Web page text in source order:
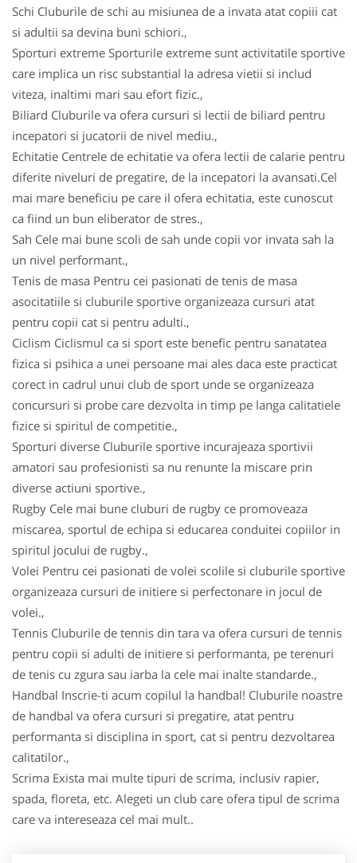
Schi Cluburile de schi au misiunea de a invata atat copiii cat
si adultii sa devina buni schiori.,
Sporturi extreme Sporturile extreme sunt activitatile sportive
care implica un risc substantial la adresa vietii si includ
viteza, inaltimi mari sau efort fizic.,
Biliard Cluburile va ofera cursuri si lectii de biliard pentru
incepatori si jucatorii de nivel mediu.,
Echitatie Centrele de echitatie va ofera lectii de calarie pentru
diferite niveluri de pregatire, de la incepatori la avansati.Cel
mai mare beneficiu pe care il ofera echitatia, este cunoscut
ca fiind un bun eliberator de stres.,
Sah Cele mai bune scoli de sah unde copii vor invata sah la
un nivel performant.,
Tenis de masa Pentru cei pasionati de tenis de masa
asocitatiile si cluburile sportive organizeaza cursuri atat
pentru copii cat si pentru adulti.,
Ciclism Ciclismul ca si sport este benefic pentru sanatatea
fizica si psihica a unei persoane mai ales daca este practicat
corect in cadrul unui club de sport unde se organizeaza
concursuri si probe care dezvolta in timp pe langa calitatiele
fizice si spiritul de competitie.,
Sporturi diverse Cluburile sportive incurajeaza sportivii
amatori sau profesionisti sa nu renunte la miscare prin
diverse actiuni sportive.,
Rugby Cele mai bune cluburi de rugby ce promoveaza
miscarea, sportul de echipa si educarea conduitei copiilor in
spiritul jocului de rugby.,
Volei Pentru cei pasionati de volei scolile si cluburile sportive
organizeaza cursuri de initiere si perfectonare in jocul de
volei.,
Tennis Cluburile de tennis din tara va ofera cursuri de tennis
pentru copii si adulti de initiere si performanta, pe terenuri
de tenis cu zgura sau iarba la cele mai inalte standarde.,
Handbal Inscrie-ti acum copilul la handbal! Cluburile noastre
de handbal va ofera cursuri si pregatire, atat pentru
performanta si disciplina in sport, cat si pentru dezvoltarea
calitatilor.,
Scrima Exista mai multe tipuri de scrima, inclusiv rapier,
spada, floreta, etc. Alegeti un club care ofera tipul de scrima
care va intereseaza cel mai mult..